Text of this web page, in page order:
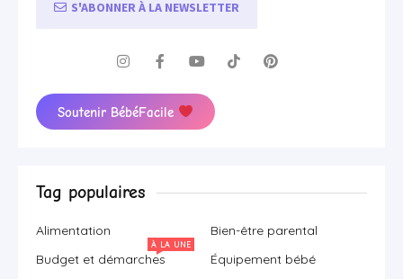
S'ABONNER À LA NEWSLETTER
Soutenir BébéFacile
Tag populaires
Alimentation
Bien-être parental
Budget et démarches
À LA UNE
Équipement bébé